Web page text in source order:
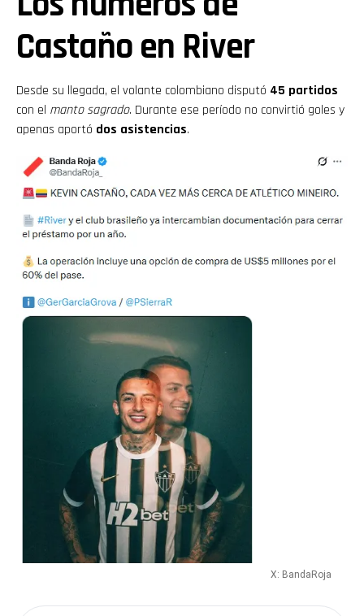
Castaño en River
Desde su llegada, el volante colombiano disputó 45 partidos
con el manto sagrado. Durante ese período no convirtió goles y
apenas aportó dos asistencias.
X: BandaRoja